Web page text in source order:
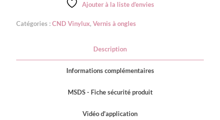
Ajouter à la liste d’envies
Catégories :CND Vinylux, Vernis à ongles
Description
Informations complémentaires
MSDS - Fiche sécurité produit
Vidéo d'application